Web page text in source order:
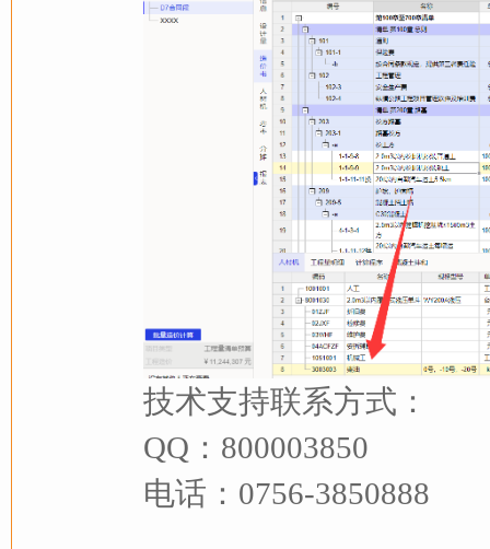
技术支持联系方式：
QQ：800003850
电话：0756-3850888